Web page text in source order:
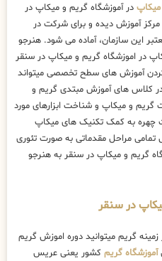
در آموزشگاه گریم و میکاپ در
مرکز آموزش دیده و برای شرکت در
این سازمان، آماده می شود. هنرجو
در اموزشگاه گریم و میکاپ در سنقر
آموزش های سطح تخصصی میتواند
در کلاس های آموزش مبتدی گریم و
گریم و میکاپ و شناخت ابزارهای مورد
چهره به کمک تکنیک های میکاپ
مراحل مقدماتی به صورت تئوری
گریم و میکاپ در سنقر به هنرجو
در سنقر
گریم میتوانید دوره اموزش گریم
آموزشگاه گریم کشور یعنی عریس